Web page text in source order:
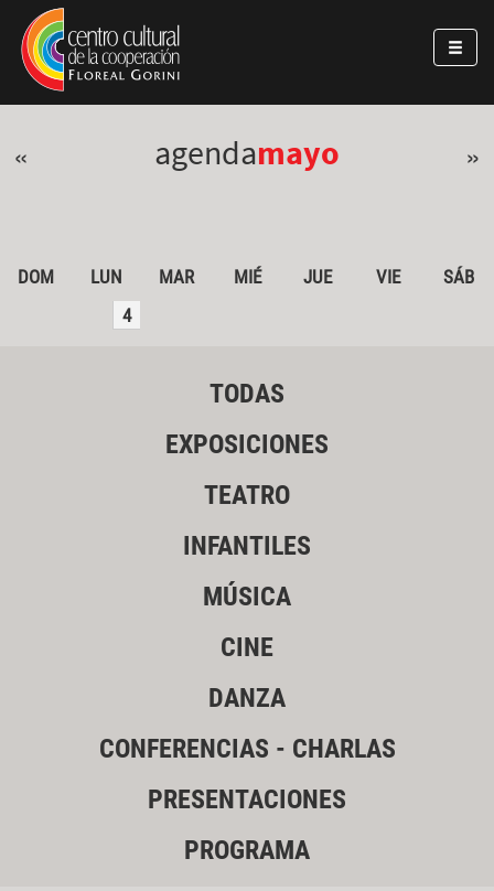
Pasar al contenido principal
Jump to main content
« agendamayo »
DOM LUN MAR MIÉ JUE VIE
SÁB
4
TODAS
EXPOSICIONES
TEATRO
INFANTILES
MÚSICA
CINE
DANZA
CONFERENCIAS - CHARLAS
PRESENTACIONES
PROGRAMA